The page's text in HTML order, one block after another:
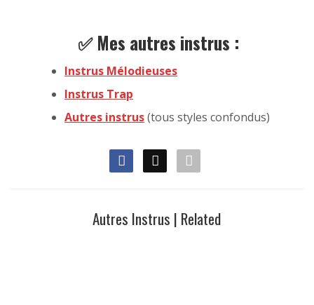
✅ Mes autres instrus :
Instrus Mélodieuses
Instrus Trap
Autres instrus(tous styles confondus)
Autres Instrus | Related